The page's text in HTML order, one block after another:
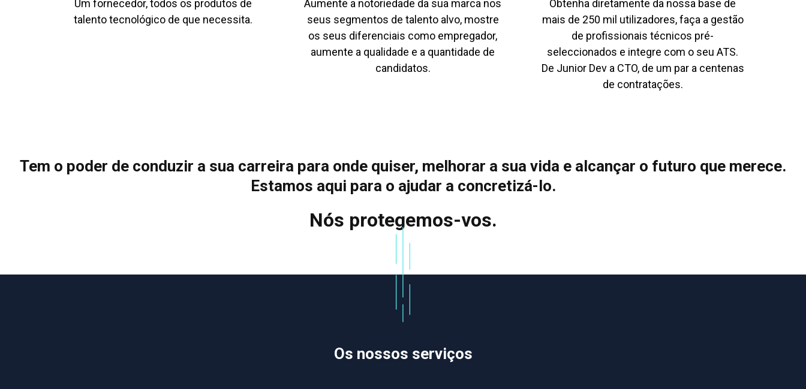
Um fornecedor, todos os produtos de
talento tecnológico de que necessita.
Aumente a notoriedade da sua marca nos
seus segmentos de talento alvo, mostre
os seus diferenciais como empregador,
aumente a qualidade e a quantidade de
candidatos.
Obtenha diretamente da nossa base de
mais de 250 mil utilizadores, faça a gestão
de profissionais técnicos pré-
seleccionados e integre com o seu ATS.
De Junior Dev a CTO, de um par a centenas
de contratações.
Tem o poder de conduzir a sua carreira para onde quiser, melhorar a sua vida e alcançar o futuro que merece.
Estamos aqui para o ajudar a concretizá-lo.
Nós protegemos-vos.
Os nossos serviços